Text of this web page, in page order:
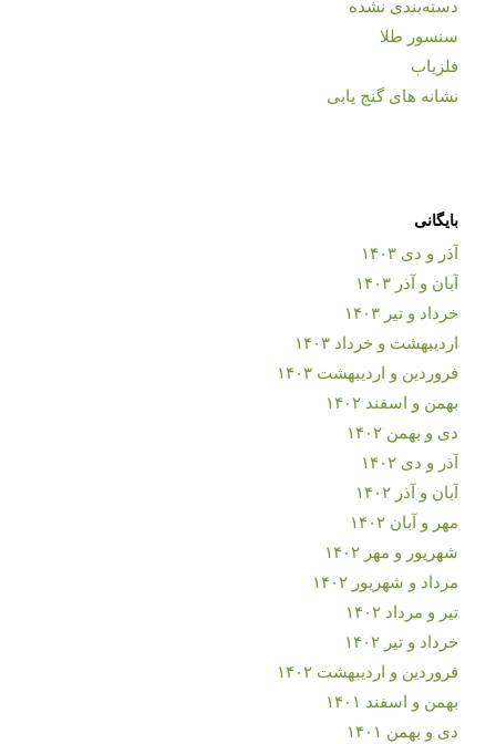
سنسور طلا
فلزیاب
نشانه های گنج یابی
بایگانی
آذر و دی ۱۴۰۳
آبان و آذر ۱۴۰۳
خرداد و تیر ۱۴۰۳
اردیبهشت و خرداد ۱۴۰۳
فروردین و اردیبهشت ۱۴۰۳
بهمن و اسفند ۱۴۰۲
دی و بهمن ۱۴۰۲
آذر و دی ۱۴۰۲
آبان و آذر ۱۴۰۲
مهر و آبان ۱۴۰۲
شهریور و مهر ۱۴۰۲
مرداد و شهریور ۱۴۰۲
تیر و مرداد ۱۴۰۲
خرداد و تیر ۱۴۰۲
فروردین و اردیبهشت ۱۴۰۲
بهمن و اسفند ۱۴۰۱
دی و بهمن ۱۴۰۱